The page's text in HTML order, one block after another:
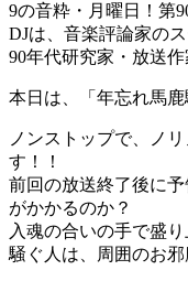
9の音粋・月曜日！第
DJは、音楽評論家の
90年代研究家・放送
本日は、「年忘れ馬鹿
ノンストップで、ノ
す！！
前回の放送終了後に
がかかるのか？
入魂の合いの手で盛
騒ぐ人は、周囲のお